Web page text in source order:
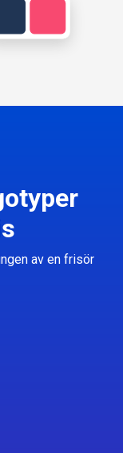
av en frisör